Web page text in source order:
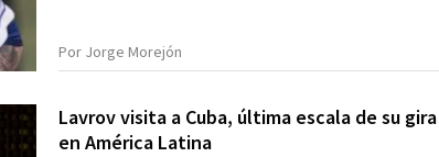
Por Jorge Morejón
Lavrov visita a Cuba, última escala de su gira
en América Latina